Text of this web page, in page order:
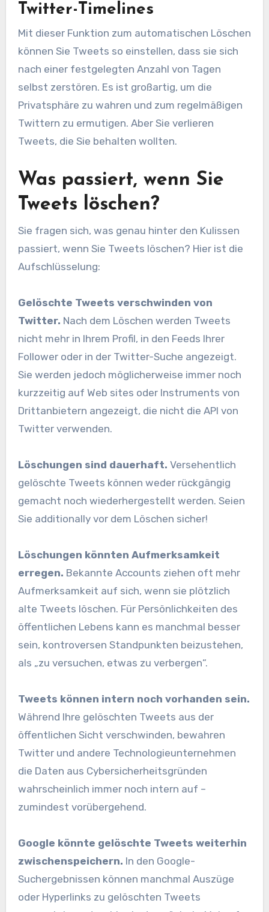
Twitter-Timelines
Mit dieser Funktion zum automatischen Löschen
können Sie Tweets so einstellen, dass sie sich
nach einer festgelegten Anzahl von Tagen
selbst zerstören. Es ist großartig, um die
Privatsphäre zu wahren und zum regelmäßigen
Twittern zu ermutigen. Aber Sie verlieren
Tweets, die Sie behalten wollten.
Was passiert, wenn Sie
Tweets löschen?
Sie fragen sich, was genau hinter den Kulissen
passiert, wenn Sie Tweets löschen? Hier ist die
Aufschlüsselung:
Gelöschte Tweets verschwinden von
Twitter. Nach dem Löschen werden Tweets
nicht mehr in Ihrem Profil, in den Feeds Ihrer
Follower oder in der Twitter-Suche angezeigt.
Sie werden jedoch möglicherweise immer noch
kurzzeitig auf Web sites oder Instruments von
Drittanbietern angezeigt, die nicht die API von
Twitter verwenden.
Löschungen sind dauerhaft. Versehentlich
gelöschte Tweets können weder rückgängig
gemacht noch wiederhergestellt werden. Seien
Sie additionally vor dem Löschen sicher!
Löschungen könnten Aufmerksamkeit
erregen. Bekannte Accounts ziehen oft mehr
Aufmerksamkeit auf sich, wenn sie plötzlich
alte Tweets löschen. Für Persönlichkeiten des
öffentlichen Lebens kann es manchmal besser
sein, kontroversen Standpunkten beizustehen,
als „zu versuchen, etwas zu verbergen“.
Tweets können intern noch vorhanden sein.
Während Ihre gelöschten Tweets aus der
öffentlichen Sicht verschwinden, bewahren
Twitter und andere Technologieunternehmen
die Daten aus Cybersicherheitsgründen
wahrscheinlich immer noch intern auf –
zumindest vorübergehend.
Google könnte gelöschte Tweets weiterhin
zwischenspeichern. In den Google-
Suchergebnissen können manchmal Auszüge
oder Hyperlinks zu gelöschten Tweets